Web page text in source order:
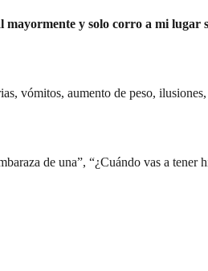
mayormente y solo corro a mi lugar
vómitos, aumento de peso,
de una”, “¿Cuándo vas a tener